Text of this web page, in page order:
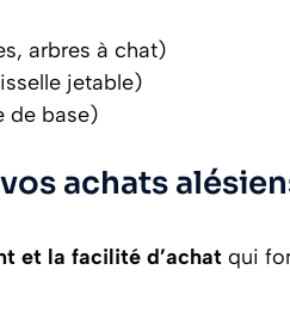
arbres à chat)
jetable)
de base)
achats
et la facilité d’achat qui